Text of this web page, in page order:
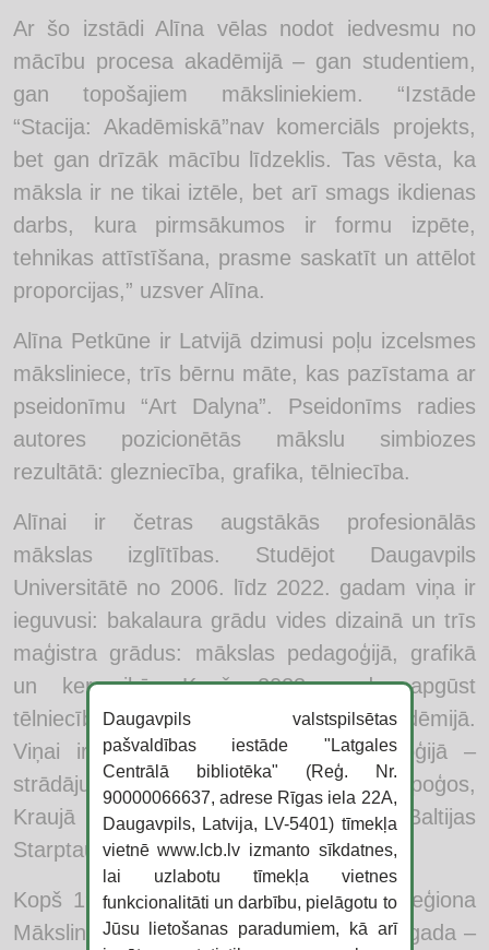
Ar šo izstādi Alīna vēlas nodot iedvesmu no
mācību procesa akadēmijā – gan studentiem,
gan topošajiem māksliniekiem. “Izstāde
“Stacija: Akadēmiskā”nav komerciāls projekts,
bet gan drīzāk mācību līdzeklis. Tas vēsta, ka
māksla ir ne tikai iztēle, bet arī smags ikdienas
darbs, kura pirmsākumos ir formu izpēte,
tehnikas attīstīšana, prasme saskatīt un attēlot
proporcijas,” uzsver Alīna.
Alīna Petkūne ir Latvijā dzimusi poļu izcelsmes
māksliniece, trīs bērnu māte, kas pazīstama ar
pseidonīmu “Art Dalyna”. Pseidonīms radies
autores pozicionētās mākslu simbiozes
rezultātā: glezniecība, grafika, tēlniecība.
Alīnai ir četras augstākās profesionālās
mākslas izglītības. Studējot Daugavpils
Universitātē no 2006. līdz 2022. gadam viņa ir
ieguvusi: bakalaura grādu vides dizainā un trīs
maģistra grādus: mākslas pedagoģijā, grafikā
un keramikā. Kopš 2023. gada apgūst
tēlniecības virzienu Latvijas Mākslas Akadēmijā.
Viņai ir arī pieredze mākslas pedagoģijā –
strādājusi bērnu mākslas skolās Špoģos,
Kraujā un Krāslavā, kā arī Baltijas
Starptautiskajā akadēmijā.
Kopš 1999. gada Alīna ir Daugavpils Reģiona
Mākslinieku Asociācijas, bet kopš 2020. gada –
Daugavpils valstspilsētas
pašvaldības iestāde "Latgales
Centrālā bibliotēka" (Reģ. Nr.
90000066637, adrese Rīgas iela 22A,
Daugavpils, Latvija, LV-5401) tīmekļa
vietnē www.lcb.lv izmanto sīkdatnes,
lai uzlabotu tīmekļa vietnes
funkcionalitāti un darbību, pielāgotu to
Jūsu lietošanas paradumiem, kā arī